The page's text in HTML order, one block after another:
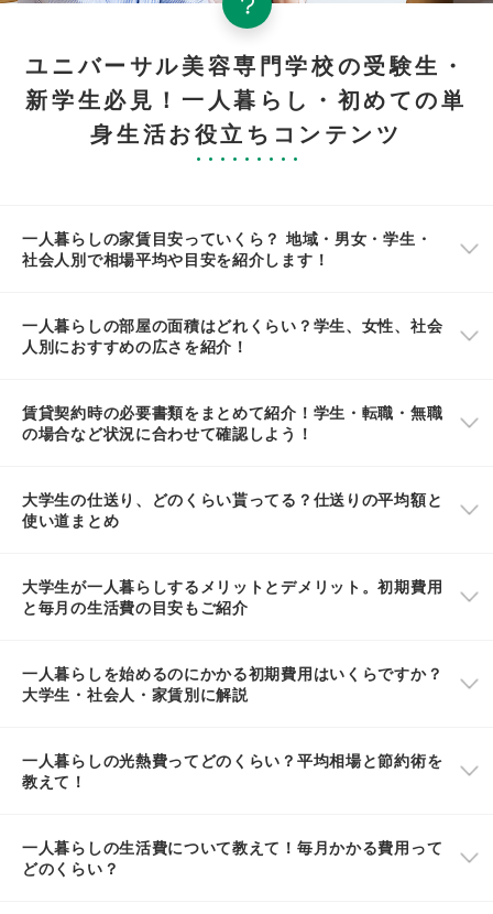
ユニバーサル美容専門学校の受験生・
新学生必見！一人暮らし・初めての単
身生活お役立ちコンテンツ
一人暮らしの家賃目安っていくら？ 地域・男女・学生・
社会人別で相場平均や目安を紹介します！
一人暮らしの部屋の面積はどれくらい？学生、女性、社会
人別におすすめの広さを紹介！
賃貸契約時の必要書類をまとめて紹介！学生・転職・無職
の場合など状況に合わせて確認しよう！
大学生の仕送り、どのくらい貰ってる？仕送りの平均額と
使い道まとめ
大学生が一人暮らしするメリットとデメリット。初期費用
と毎月の生活費の目安もご紹介
一人暮らしを始めるのにかかる初期費用はいくらですか？
大学生・社会人・家賃別に解説
一人暮らしの光熱費ってどのくらい？平均相場と節約術を
教えて！
一人暮らしの生活費について教えて！毎月かかる費用って
どのくらい？